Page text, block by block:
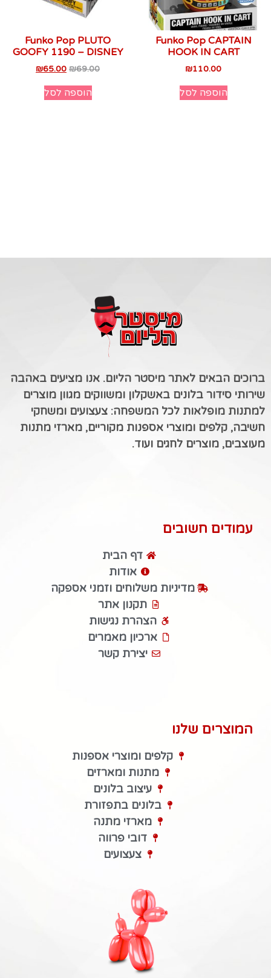
Funko Pop CAPTAIN
HOOK IN CART
₪110.00
הוספה לסל
Funko Pop PLUTO
GOOFY 1190 – DISNEY
₪69.00
₪65.00
הוספה לסל
ברוכים הבאים לאתר מיסטר הליום. אנו מציעים באהבה
שירותי סידור בלונים באשקלון ומשווקים מגוון מוצרים
למתנות מופלאות לכל המשפחה: צעצועים ומשחקי
חשיבה, קלפים ומוצרי אספנות מקוריים, מארזי מתנות
מעוצבים, מוצרים לחגים ועוד.
עמודים חשובים
דף הבית
אודות
מדיניות משלוחים וזמני אספקה
תקנון אתר
הצהרת נגישות
ארכיון מאמרים
יצירת קשר
המוצרים שלנו
קלפים ומוצרי אספנות
מתנות ומארזים
עיצוב בלונים
בלונים בתפזורת
מארזי מתנה
דובי פרווה
צעצועים